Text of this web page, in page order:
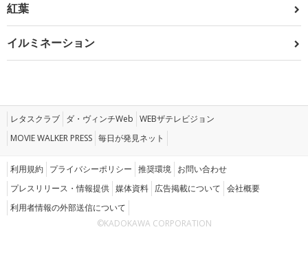
紅葉
イルミネーション
レタスクラブ ダ・ヴィンチWeb WEBザテレビジョン
MOVIE WALKER PRESS 毎日が発見ネット
利用規約 プライバシーポリシー 推奨環境 お問い合わせ
プレスリリース・情報提供 媒体資料 広告掲載について 会社概要
利用者情報の外部送信について
©KADOKAWA CORPORATION